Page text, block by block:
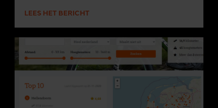
LEES HET BERICHT